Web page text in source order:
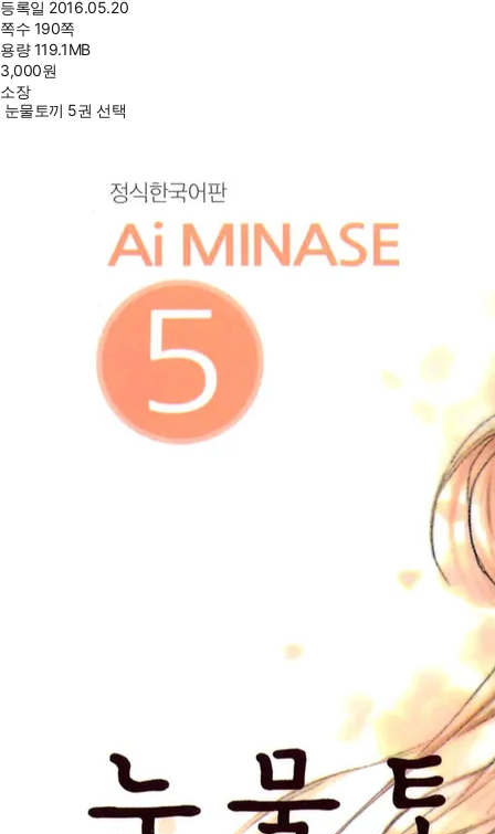
등록일 2016.05.20
쪽수 190쪽
용량119.1MB
3,000원
소장
눈물토끼 5권 선택